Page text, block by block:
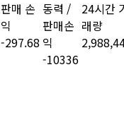
판매 손
익
-297.68
동력 /
판매손
익
-10336
24시간
래량